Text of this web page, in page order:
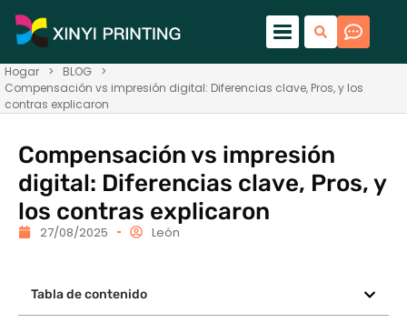
Hogar > BLOG
>
Compensación vs impresión digital: Diferencias clave, Pros, y los
contras explicaron
Compensación vs impresión
digital: Diferencias clave, Pros, y
los contras explicaron
27/08/2025 León
Tabla de contenido